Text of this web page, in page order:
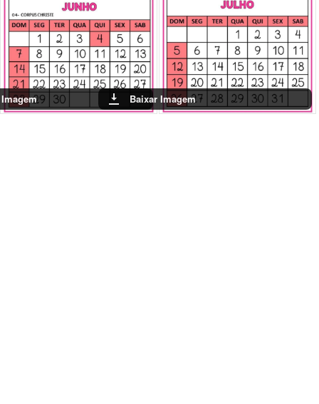
Baixar Imagem